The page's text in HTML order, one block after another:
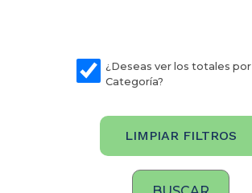
¿Deseas ver los totales por
Categoría?
LIMPIAR FILTROS